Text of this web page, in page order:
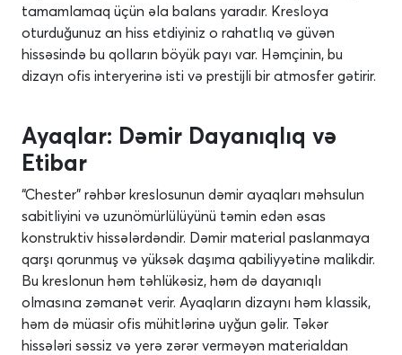
tamamlamaq üçün əla balans yaradır. Kresloya
oturduğunuz an hiss etdiyiniz o rahatlıq və güvən
hissəsində bu qolların böyük payı var. Həmçinin, bu
dizayn ofis interyerinə isti və prestijli bir atmosfer gətirir.
Ayaqlar: Dəmir Dayanıqlıq və
Etibar
“Chester” rəhbər kreslosunun dəmir ayaqları məhsulun
sabitliyini və uzunömürlülüyünü təmin edən əsas
konstruktiv hissələrdəndir. Dəmir material paslanmaya
qarşı qorunmuş və yüksək daşıma qabiliyyətinə malikdir.
Bu kreslonun həm təhlükəsiz, həm də dayanıqlı
olmasına zəmanət verir. Ayaqların dizaynı həm klassik,
həm də müasir ofis mühitlərinə uyğun gəlir. Təkər
hissələri səssiz və yerə zərər verməyən materialdan